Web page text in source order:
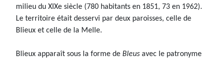
milieu du XIXe siècle (780 habitants en 1851, 73 en 1962).
Le territoire était desservi par deux paroisses, celle de
Blieux et celle de la Melle.
Blieux apparaît sous la forme de Bleus avec le patronyme